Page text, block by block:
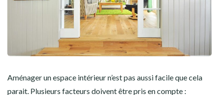
Aménager un espace intérieur n’est pas aussi facile que cela
parait. Plusieurs facteurs doivent être pris en compte :